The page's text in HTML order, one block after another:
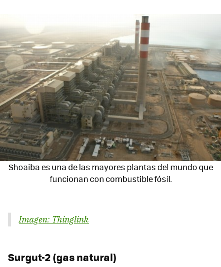
Shoaiba es una de las mayores plantas del mundo que
funcionan con combustible fósil.
Imagen: Thinglink
Surgut-2 (gas natural)